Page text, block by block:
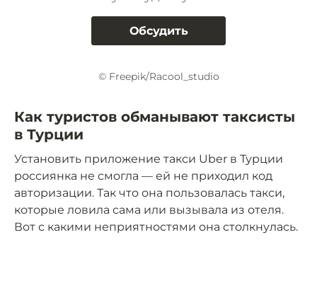
Обсудить
© Freepik/Racool_studio
Как туристов обманывают таксисты
в Турции
Установить приложение такси Uber в Турции
россиянка не смогла — ей не приходил код
авторизации. Так что она пользовалась такси,
которые ловила сама или вызывала из отеля.
Вот с какими неприятностями она столкнулась.